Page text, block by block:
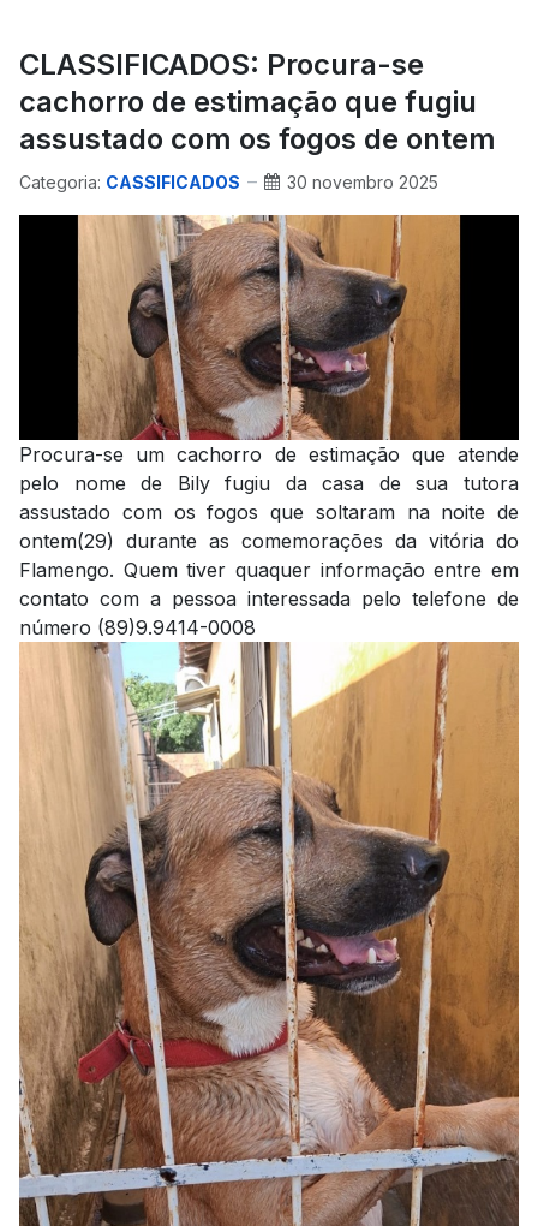
CLASSIFICADOS: Procura-se
cachorro de estimação que fugiu
assustado com os fogos de ontem
Categoria: CASSIFICADOS 30 novembro 2025
Procura-se um cachorro de estimação que atende
pelo nome de Bily fugiu da casa de sua tutora
assustado com os fogos que soltaram na noite de
ontem(29) durante as comemorações da vitória do
Flamengo. Quem tiver quaquer informação entre em
contato com a pessoa interessada pelo telefone de
número (89)9.9414-0008